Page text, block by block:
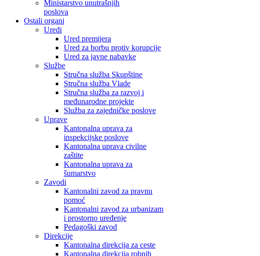
Ministarstvo unutrašnjih
poslova
Ostali organi
Uredi
Ured premijera
Ured za borbu protiv korupcije
Ured za javne nabavke
Službe
Stručna služba Skupštine
Stručna služba Vlade
Stručna služba za razvoj i
međunarodne projekte
Služba za zajedničke poslove
Uprave
Kantonalna uprava za
inspekcijske poslove
Kantonalna uprava civilne
zaštite
Kantonalna uprava za
šumarstvo
Zavodi
Kantonalni zavod za pravnu
pomoć
Kantonalni zavod za urbanizam
i prostorno uređenje
Pedagoški zavod
Direkcije
Kantonalna direkcija za ceste
Kantonalna direkcija robnih